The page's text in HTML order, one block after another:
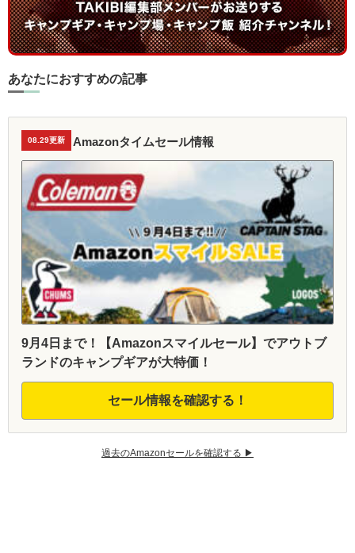
あなたにおすすめの記事
08.29更新 Amazonタイムセール情報
9月4日まで！【Amazonスマイルセール】でアウトブ
ランドのキャンプギアが大特価！
セール情報を確認する！
過去のAmazonセールを確認する ▶︎